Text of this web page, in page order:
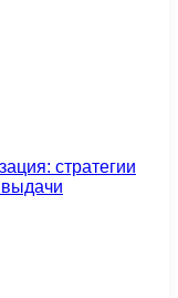
стратегии